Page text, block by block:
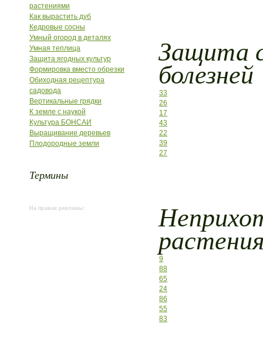
растениями
Как вырастить дуб
Кедровые сосны
Умный огород в деталях
Умная теплица
Защита ягодных культур
Формировка вместо обрезки
Обиходная рецептура
садовода
Вертикальные грядки
К земле с наукой
Культура БОНСАИ
Выращивание деревьев
Плодородные земли
Термины
На правах рекламы:
Защита
болезней
33
26
17
43
22
39
27
9
88
65
24
86
55
83